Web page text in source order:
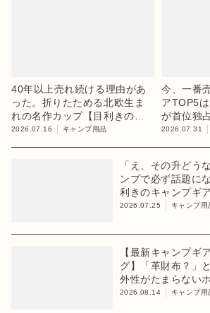
40年以上売れ続ける理由があ
った。折りたためる北欧生ま
れの名作カップ【目利きのキ
ャンプギア】
2026.07.16 キャンプ用品
今、一番
アTOP5
が首位独
グ】
2026.07.31
「え、その升どう
ンプで必ず話題に
利きのキャンプギア
2026.07.25 キャンプ用
【最新キャンプギ
グ】「革財布？」
外性がたまらない
ーが1位【8月2週目
2026.08.14 キャンプ用